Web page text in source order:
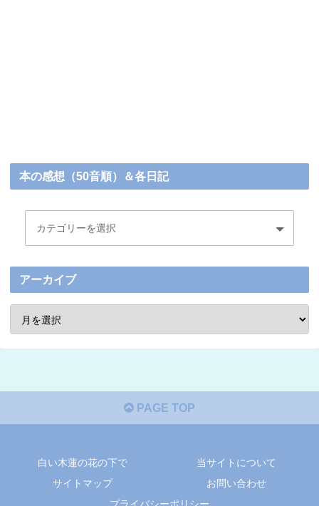
本の感想（50音順）＆各日記
アーカイブ
PAGE TOP
白い木蓮の花の下で
当サイトについて
サイトマップ
お問い合わせ